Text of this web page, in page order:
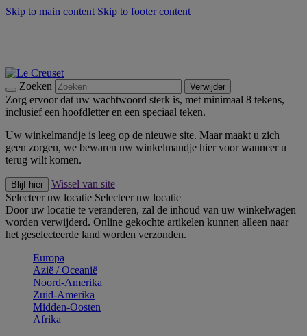
Skip to main content Skip to footer content
Zoeken Verwijder
Zorg ervoor dat uw wachtwoord sterk is, met minimaal 8 tekens,
inclusief een hoofdletter en een speciaal teken.
Uw winkelmandje is leeg op de nieuwe site. Maar maakt u zich
geen zorgen, we bewaren uw winkelmandje hier voor wanneer u
terug wilt komen.
Blijf hier
Wissel van site
Selecteer uw locatie Selecteer uw locatie
Door uw locatie te veranderen, zal de inhoud van uw winkelwagen
worden verwijderd. Online gekochte artikelen kunnen alleen naar
het geselecteerde land worden verzonden.
Europa
Aziё / Oceaniё
Noord-Amerika
Zuid-Amerika
Midden-Oosten
Afrika